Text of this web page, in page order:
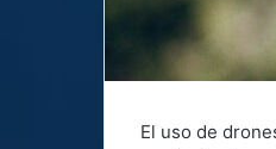
El uso de